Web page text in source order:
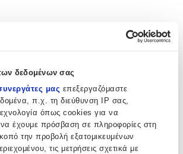
δεδομένων σας
μας επεξεργαζόμαστε
π.χ. τη διεύθυνση IP σας,
όπως cookies για να
έχουμε πρόσβαση σε πληροφορίες στη
την προβολή εξατομικευμένων
τις μετρήσεις σχετικά με